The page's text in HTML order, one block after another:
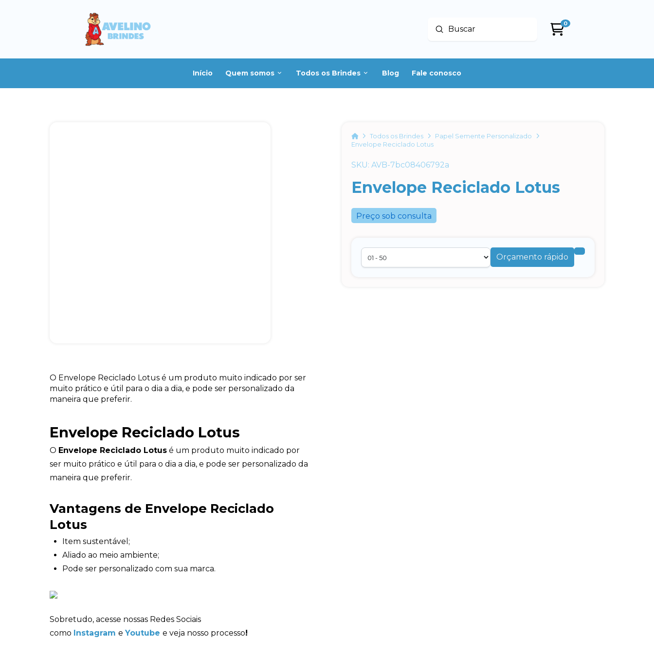
Buscar
Enviar
0
Início Quem somos Todos os Brindes Blog Fale conosco
HomeTodos os Brindes
Papel Semente Personalizado
Envelope Reciclado Lotus
SKU: AVB-7bc08406792a
Envelope Reciclado Lotus
Preço sob consulta
Orçamento rápido
O Envelope Reciclado Lotus é um produto muito indicado por ser
muito prático e útil para o dia a dia, e pode ser personalizado da
maneira que preferir.
Envelope Reciclado Lotus
O Envelope Reciclado Lotus é um produto muito indicado por
ser muito prático e útil para o dia a dia, e pode ser personalizado da
maneira que preferir.
Vantagens de Envelope Reciclado
Lotus
Item sustentável;
Aliado ao meio ambiente;
Pode ser personalizado com sua marca.
Sobretudo, acesse nossas Redes Sociais
como Instagram e Youtube e veja nosso processo!
Avelino Brindes
online